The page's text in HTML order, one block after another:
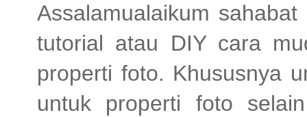
Assalamualaikum
tutorial atau DIY cara
properti foto. Khususnya
untuk properti foto